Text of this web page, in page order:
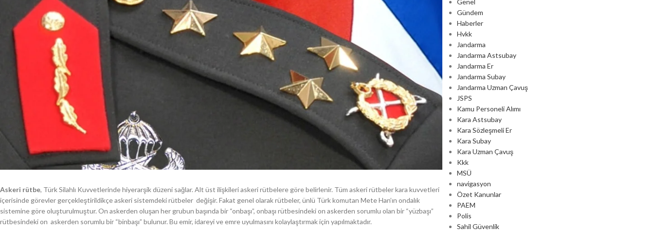
Askeri rütbe, Türk Silahlı Kuvvetlerinde hiyerarşik düzeni sağlar. Alt üst ilişkileri askeri rütbelere göre belirlenir. Tüm askeri rütbeler kara kuvvetleri
içerisinde görevler gerçekleştirildikçe askeri sistemdeki rütbeler değişir. Fakat genel olarak rütbeler, ünlü Türk komutan Mete Han’ın ondalık
sistemine göre oluşturulmuştur. On askerden oluşan her grubun başında bir “onbaşı”, onbaşı rütbesindeki on askerden sorumlu olan bir “yüzbaşı”
rütbesindeki on askerden sorumlu bir “binbaşı” bulunur. Bu emir, idareyi ve emre uyulmasını kolaylaştırmak için yapılmaktadır.
Genel
Gündem
Haberler
Hvkk
Jandarma
Jandarma Astsubay
Jandarma Er
Jandarma Subay
Jandarma Uzman Çavuş
JSPS
Kamu Personeli Alımı
Kara Astsubay
Kara Sözleşmeli Er
Kara Subay
Kara Uzman Çavuş
Kkk
MSÜ
navigasyon
Özet Kanunlar
PAEM
Polis
Sahil Güvenlik